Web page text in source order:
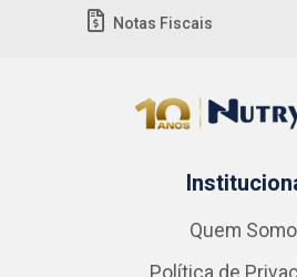
Notas Fiscais
Quem
Política de